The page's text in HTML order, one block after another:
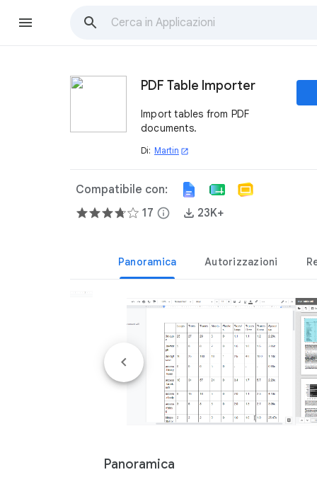
PDF Table Importer
Import tables from PDF
documents.
Di: Martin open_in_new
Compatibile con:
17 info 23K+
Panoramica Autorizzazioni
Panoramica